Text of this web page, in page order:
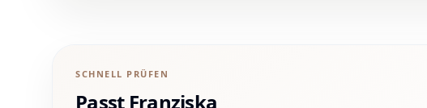
SCHNELL PRÜFEN
Passt Franziska